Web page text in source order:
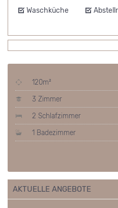
Waschküche
120m²
3 Zimmer
2 Schlafzimmer
1 Badezimmer
AKTUELLE ANGEBOTE